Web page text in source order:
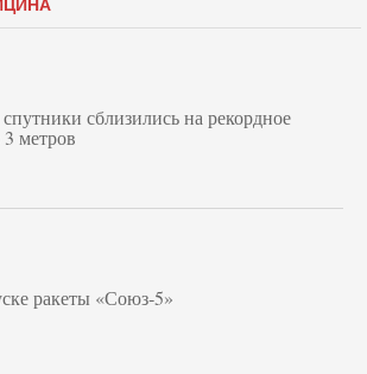
сблизились на рекордное
3 метров
ракеты «Союз‑5»